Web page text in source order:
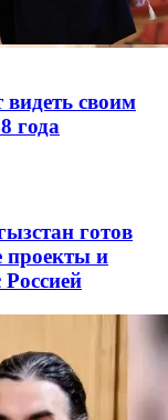
видеть своим
года
готов
проекты и